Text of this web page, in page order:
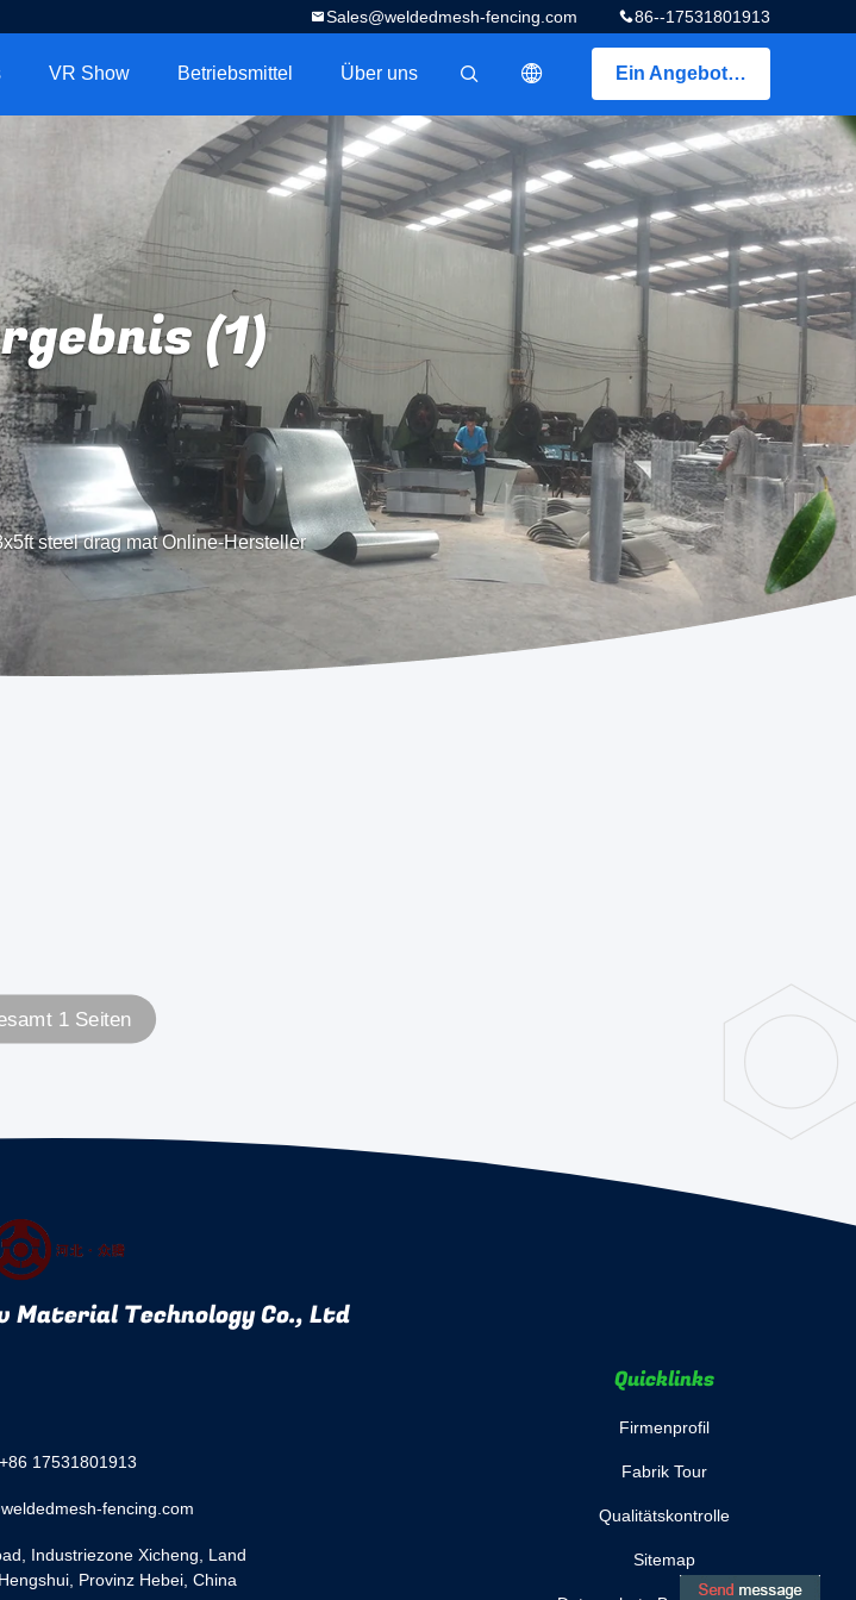
86--17531801913
Sales@weldedmesh-fencing.com
Ein Angebot bekommen
描述
VR Show Betriebsmittel Über uns
(1)
steel drag mat Online-Hersteller
1 Seiten
Material Technology Co., Ltd
+86 17531801913
fencing.com
Industriezone Xicheng, Land
Provinz Hebei, China
Quicklinks
Firmenprofil
Fabrik Tour
Qualitätskontrolle
Sitemap